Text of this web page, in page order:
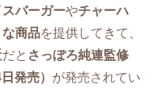
スバーガーやチャーハ
商品を提供してきて、
だと さっぽろ純連監修
発売） が発売されてい